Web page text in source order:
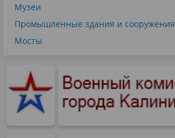
Музеи
Промышленные здания и сооружения
Мосты